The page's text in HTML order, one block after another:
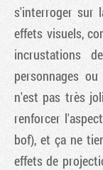
s'interroger sur
effets visuels,
incrustations
personnages
n'est pas très
renforcer
bof), et ça ne
effets de